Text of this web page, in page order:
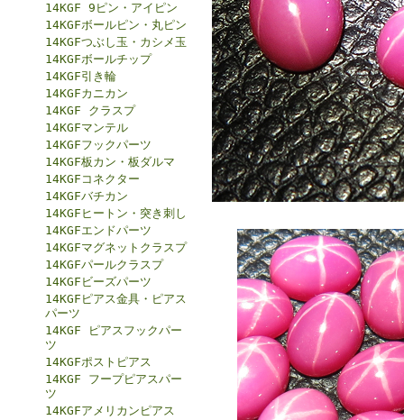
14KGF 9ピン・アイピン
14KGFボールピン・丸ピン
14KGFつぶし玉・カシメ玉
14KGFボールチップ
14KGF引き輪
14KGFカニカン
14KGF クラスプ
14KGFマンテル
14KGFフックパーツ
14KGF板カン・板ダルマ
14KGFコネクター
14KGFバチカン
14KGFヒートン・突き刺し
14KGFエンドパーツ
14KGFマグネットクラスプ
14KGFパールクラスプ
14KGFビーズパーツ
14KGFピアス金具・ピアス
パーツ
14KGF ピアスフックパー
ツ
14KGFポストピアス
14KGF フープピアスパー
ツ
14KGFアメリカンピアス